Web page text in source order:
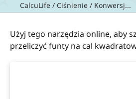
CalcuLife / Ciśnienie / Konwersj...
Użyj tego narzędzia online, aby
przeliczyć funty na cal